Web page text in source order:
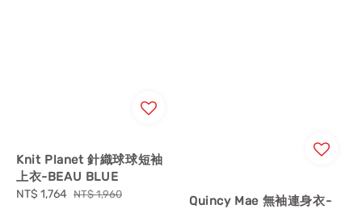
Knit Planet 針織球球短袖
上衣-BEAU BLUE
Sale
NT$ 1,764 Regular
NT$ 1,960
Quincy Mae 無袖連身衣-